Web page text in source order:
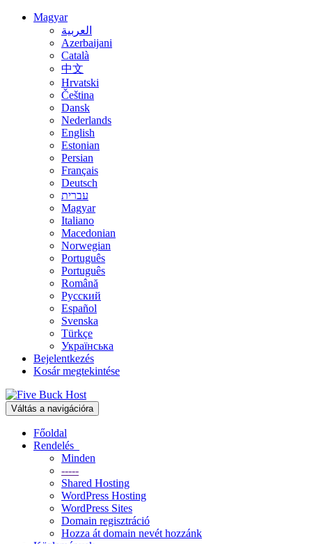
Magyar
العربية
Azerbaijani
Català
中文
Hrvatski
Čeština
Dansk
Nederlands
English
Estonian
Persian
Français
Deutsch
עברית
Magyar
Italiano
Macedonian
Norwegian
Português
Português
Română
Русский
Español
Svenska
Türkçe
Українська
Bejelentkezés
Kosár megtekintése
Váltás a navigációra
Főoldal
Rendelés
Minden
-----
Shared Hosting
WordPress Hosting
WordPress Sites
Domain regisztráció
Hozza át domain nevét hozzánk